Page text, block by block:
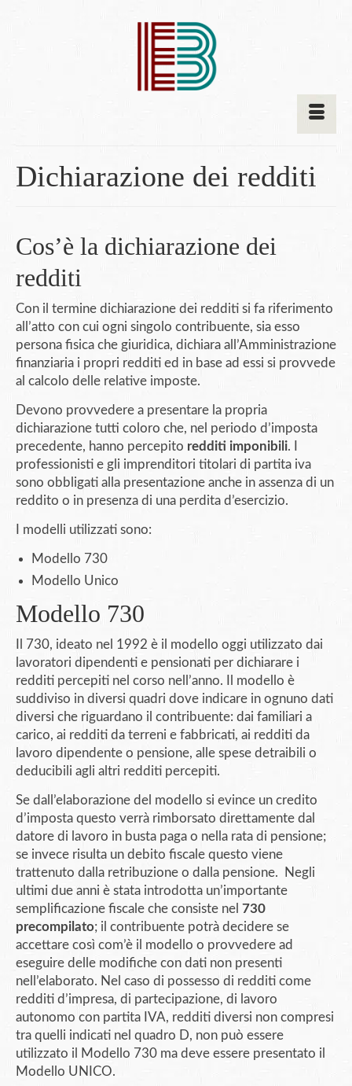
Dichiarazione dei redditi
Cos’è la dichiarazione dei
redditi
Con il termine dichiarazione dei redditi si fa riferimento
all’atto con cui ogni singolo contribuente, sia esso
persona fisica che giuridica, dichiara all’Amministrazione
finanziaria i propri redditi ed in base ad essi si provvede
al calcolo delle relative imposte.
Devono provvedere a presentare la propria
dichiarazione tutti coloro che, nel periodo d’imposta
precedente, hanno percepito redditi imponibili. I
professionisti e gli imprenditori titolari di partita iva
sono obbligati alla presentazione anche in assenza di un
reddito o in presenza di una perdita d’esercizio.
I modelli utilizzati sono:
Modello 730
Modello Unico
Modello 730
Il 730, ideato nel 1992 è il modello oggi utilizzato dai
lavoratori dipendenti e pensionati per dichiarare i
redditi percepiti nel corso nell’anno. Il modello è
suddiviso in diversi quadri dove indicare in ognuno dati
diversi che riguardano il contribuente: dai familiari a
carico, ai redditi da terreni e fabbricati, ai redditi da
lavoro dipendente o pensione, alle spese detraibili o
deducibili agli altri redditi percepiti.
Se dall’elaborazione del modello si evince un credito
d’imposta questo verrà rimborsato direttamente dal
datore di lavoro in busta paga o nella rata di pensione;
se invece risulta un debito fiscale questo viene
trattenuto dalla retribuzione o dalla pensione. Negli
ultimi due anni è stata introdotta un’importante
semplificazione fiscale che consiste nel 730
precompilato; il contribuente potrà decidere se
accettare così com’è il modello o provvedere ad
eseguire delle modifiche con dati non presenti
nell’elaborato. Nel caso di possesso di redditi come
redditi d’impresa, di partecipazione, di lavoro
autonomo con partita IVA, redditi diversi non compresi
tra quelli indicati nel quadro D, non può essere
utilizzato il Modello 730 ma deve essere presentato il
Modello UNICO.